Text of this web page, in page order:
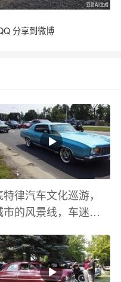
分享到微博
特律汽车文化巡游，
市的风景线，车迷的